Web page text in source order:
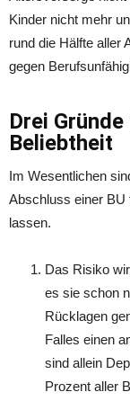
Kinder nicht mehr
rund die Hälfte aller
gegen
Drei
Beliebtheit
Im Wesentlichen
Abschluss einer BU
lassen.
Das Risiko
es sie schon
Rücklagen
Falles einen
sind allein
Prozent aller